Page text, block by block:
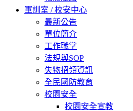
軍訓室 / 校安中心
最新公告
單位簡介
工作職掌
法規與SOP
失物招領資訊
全民國防教育
校園安全
校園安全宣教